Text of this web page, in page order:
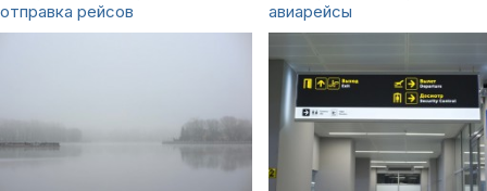
отправка рейсов
авиарейсы